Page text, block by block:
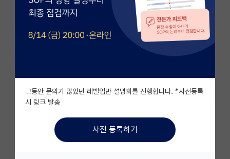
PI 회원 신청
커뮤니티
유학교육
이벤트
반도체 아카데미
재팬라운지 🌸
그동안 문의가 많았던 레벨업반 설명회를 진행합니다. *사전등록
시 링크 발송
사전 등록하기
김은미
서울대학교 언론정보학과
eunmee@snu.ac.kr
즐겨찾기